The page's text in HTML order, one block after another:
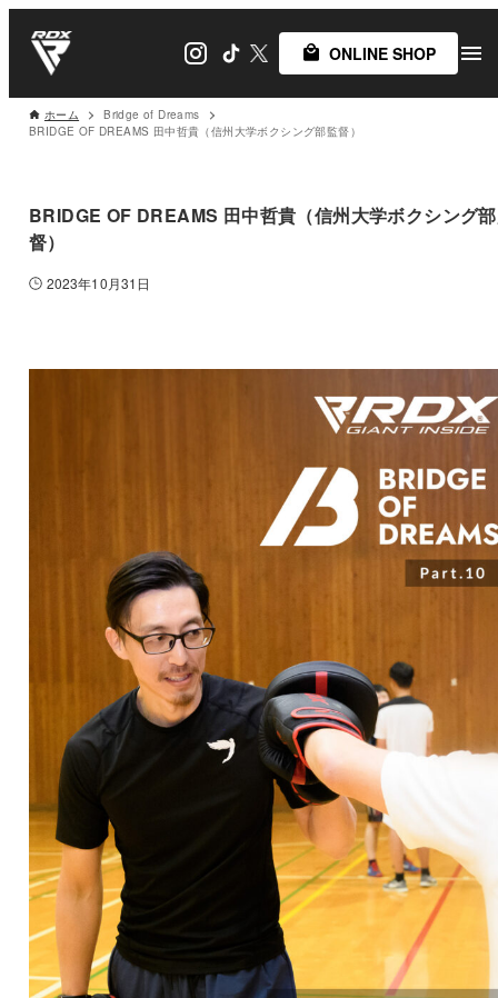
ONLINE SHOP
ホーム
Bridge of Dreams
BRIDGE OF DREAMS 田中哲貴（信州大学ボクシング部監督）
BRIDGE OF DREAMS 田中哲貴（信州大学ボクシング
督）
2023年10月31日